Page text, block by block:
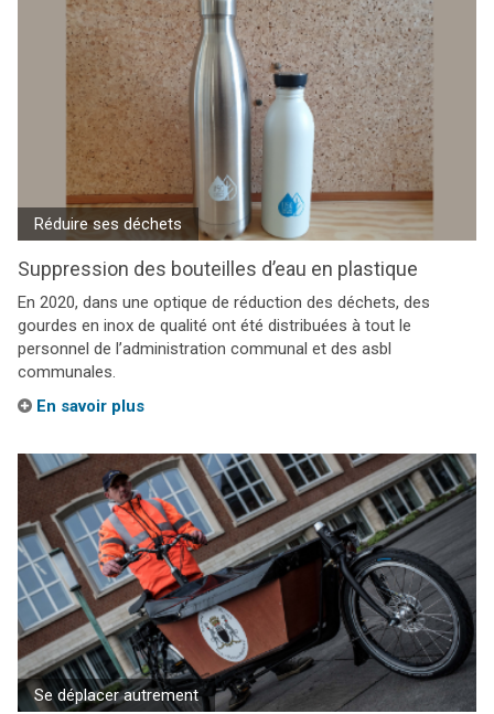
Réduire ses déchets
Suppression des bouteilles d’eau en plastique
En 2020, dans une optique de réduction des déchets, des
gourdes en inox de qualité ont été distribuées à tout le
personnel de l’administration communal et des asbl
communales.
En savoir plus
Se déplacer autrement